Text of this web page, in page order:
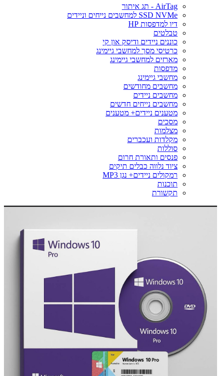
AirTag - תג איתור
SSD NVMe למחשבים נייחים וניידים
דיו למדפסות HP
טבלטים
כוננים ניידים ודיסק און קי
כרטיסי מסך למחשבי גיימינג
מארזים למחשבי גיימינג
מדפסות
מחשבי גיימינג
מחשבים מחודשים
מחשבים ניידים
מחשבים נייחים חדשים
מטענים ניידים+ מטענים
מסכים
מצלמות
מקלדות ועכברים
סוללות
פנסים ותאורת חרום
ציוד נלווה כבלים תיקים
רמקולים ניידים+ נגן MP3
תוכנות
תקשורת